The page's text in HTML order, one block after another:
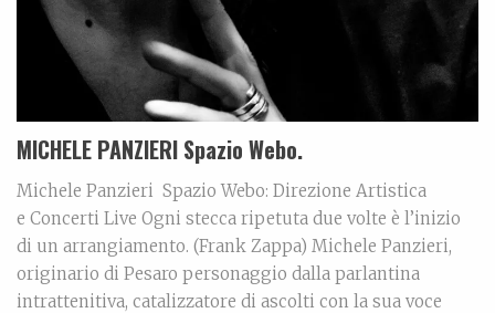
MICHELE PANZIERI Spazio Webo.
Michele Panzieri Spazio Webo: Direzione Artistica
e Concerti Live Ogni stecca ripetuta due volte è l’inizio
di un arrangiamento. (Frank Zappa) Michele Panzieri,
originario di Pesaro personaggio dalla parlantina
intrattenitiva, catalizzatore di ascolti con la sua voce